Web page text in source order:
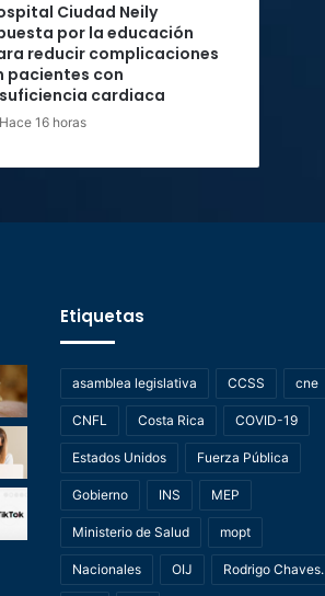
Ciudad Neily
por la educación
reducir complicaciones
pacientes con
cardiaca
Hace 16 horas
Etiquetas
asamblea legislativa CCSS cne
CNFL Costa Rica COVID-19
Estados Unidos Fuerza Pública
Gobierno INS MEP
Ministerio de Salud mopt
Nacionales OIJ Rodrigo Chaves.